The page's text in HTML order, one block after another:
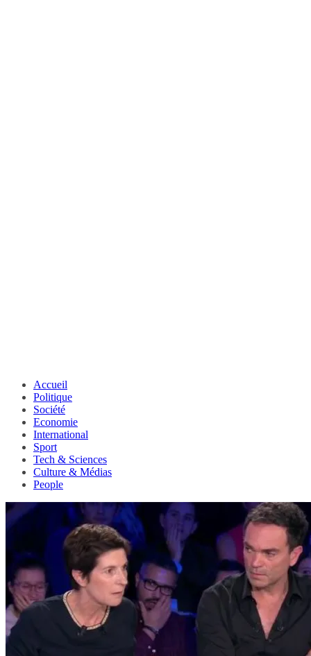
Accueil
Politique
Société
Economie
International
Sport
Tech & Sciences
Culture & Médias
People